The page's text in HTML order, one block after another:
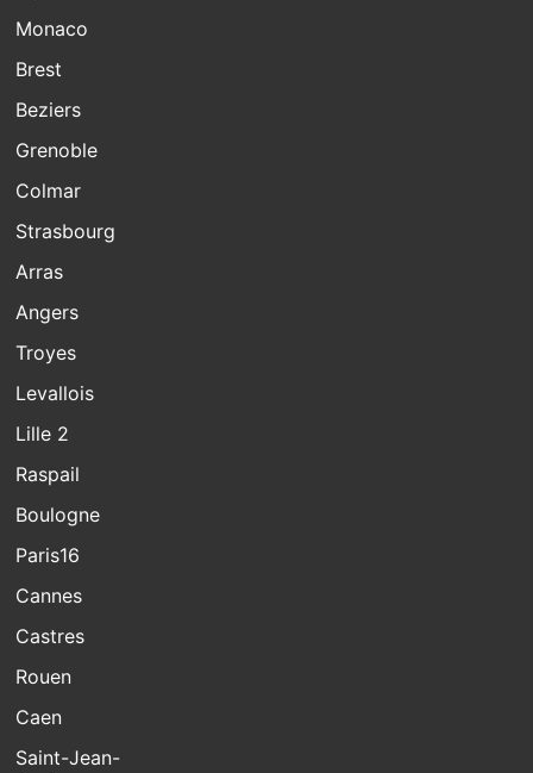
Monaco
Brest
Beziers
Grenoble
Colmar
Strasbourg
Arras
Angers
Troyes
Levallois
Lille 2
Raspail
Boulogne
Paris16
Cannes
Castres
Rouen
Caen
Saint-Jean-